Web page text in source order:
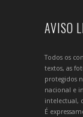
AVISO
Todos os
textos, as
protegidos
nacional e
intelectual,
É